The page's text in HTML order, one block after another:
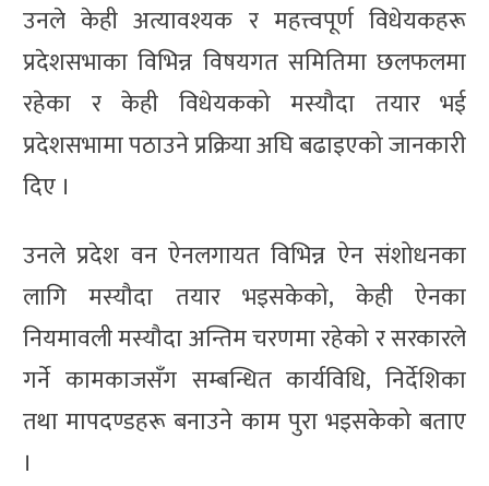
उनले केही अत्यावश्यक र महत्त्वपूर्ण विधेयकहरू
प्रदेशसभाका विभिन्न विषयगत समितिमा छलफलमा
रहेका र केही विधेयकको मस्यौदा तयार भई
प्रदेशसभामा पठाउने प्रक्रिया अघि बढाइएको जानकारी
दिए ।
उनले प्रदेश वन ऐनलगायत विभिन्न ऐन संशोधनका
लागि मस्यौदा तयार भइसकेको, केही ऐनका
नियमावली मस्यौदा अन्तिम चरणमा रहेको र सरकारले
गर्ने कामकाजसँग सम्बन्धित कार्यविधि, निर्देशिका
तथा मापदण्डहरू बनाउने काम पुरा भइसकेको बताए
।